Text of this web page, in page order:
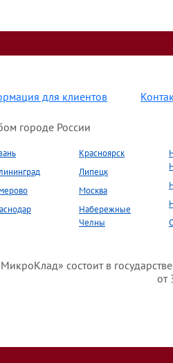
для клиентов
городе России
Красноярск
Липецк
Москва
Набережные
Челны
состоит в
от